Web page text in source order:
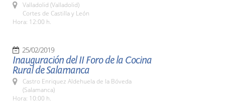
Valladolid (Valladolid)
Cortes de Castilla y León
Hora: 12:00 h.
25/02/2019
Inauguración del II Foro de la Cocina
Rural de Salamanca
Castro Enriquez Aldehuela de la Bóveda
(Salamanca)
Hora: 10:00 h.